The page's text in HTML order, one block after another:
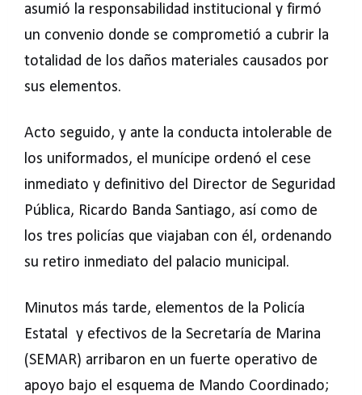
asumió la responsabilidad institucional y firmó
un convenio donde se comprometió a cubrir la
totalidad de los daños materiales causados por
sus elementos.
Acto seguido, y ante la conducta intolerable de
los uniformados, el munícipe ordenó el cese
inmediato y definitivo del Director de Seguridad
Pública, Ricardo Banda Santiago, así como de
los tres policías que viajaban con él, ordenando
su retiro inmediato del palacio municipal.
Minutos más tarde, elementos de la Policía
Estatal y efectivos de la Secretaría de Marina
(SEMAR) arribaron en un fuerte operativo de
apoyo bajo el esquema de Mando Coordinado;